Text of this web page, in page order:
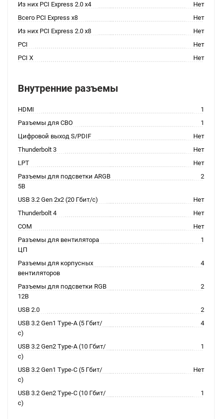
Из них PCI Express 2.0 x4
Нет
Всего PCI Express x8
Нет
Из них PCI Express 2.0 x8
Нет
PCI
Нет
PCI X
Нет
Внутренние разъемы
HDMI
1
Разъемы для СВО
1
Цифровой выход S/PDIF
Нет
Thunderbolt 3
Нет
LPT
Нет
Разъемы для подсветки ARGB
5В
2
USB 3.2 Gen 2x2 (20 Гбит/с)
Нет
Thunderbolt 4
Нет
COM
Нет
Разъемы для вентилятора
ЦП
1
Разъемы для корпусных
вентиляторов
4
Разъемы для подсветки RGB
12В
2
USB 2.0
2
USB 3.2 Gen1 Type-A (5 Гбит/
с)
4
USB 3.2 Gen2 Type-A (10 Гбит/
с)
1
USB 3.2 Gen1 Type-C (5 Гбит/
с)
Нет
USB 3.2 Gen2 Type-C (10 Гбит/
с)
1